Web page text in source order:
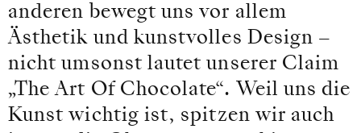
anderen bewegt uns vor allem
Ästhetik und kunstvolles Design –
nicht umsonst lautet unserer Claim
„The Art Of Chocolate“. Weil uns die
Kunst wichtig ist, spitzen wir auch